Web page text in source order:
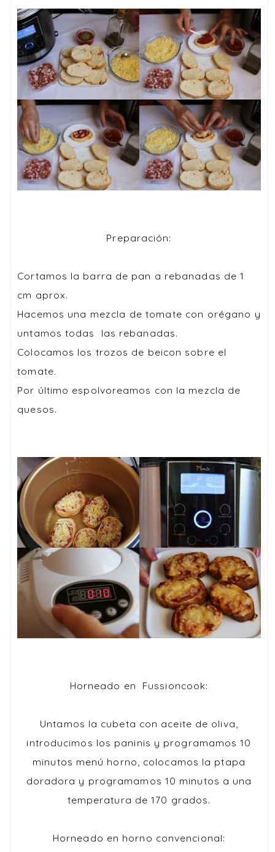
Preparación:
Cortamos la barra de pan a rebanadas de 1
cm aprox.
Hacemos una mezcla de tomate con orégano y
untamos todas las rebanadas.
Colocamos los trozos de beicon sobre el
tomate.
Por último espolvoreamos con la mezcla de
quesos.
Horneado en Fussioncook:
Untamos la cubeta con aceite de oliva,
introducimos los paninis y programamos 10
minutos menú horno, colocamos la ptapa
doradora y programamos 10 minutos a una
temperatura de 170 grados.
Horneado en horno convencional: